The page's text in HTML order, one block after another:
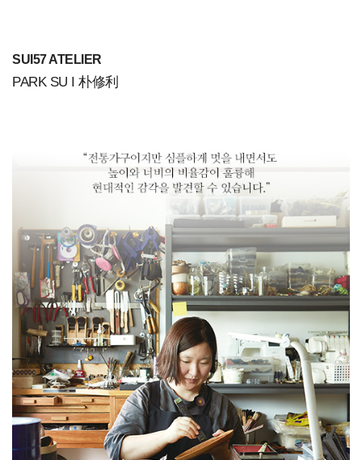
SUI57 ATELIER
PARK SU I 朴修利